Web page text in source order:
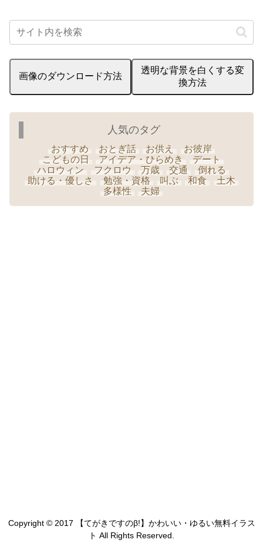
画像のダウンロード方法
透明な背景を白くする変
換方法
人気のタグ
おすすめ おとぎ話 お供え
お彼岸
こどもの日
アイデア・ひらめき
デート
ハロウィン
フクロウ 万歳 交通
倒れる
助ける・優しさ
勉強・資格 叫ぶ 和食
土木
多様性
夫婦
Copyright © 2017 【てがきですのβ!】かわいい・ゆるい無料イラス
ト All Rights Reserved.